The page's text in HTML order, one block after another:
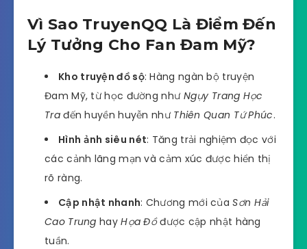
Vì Sao TruyenQQ Là Điểm Đến
Lý Tưởng Cho Fan Đam Mỹ?
Kho truyện đồ sộ: Hàng ngàn bộ truyện
Đam Mỹ, từ học đường như Ngụy Trang Học
Trađến huyền huyễn như Thiên Quan Tứ Phúc.
Hình ảnh siêu nét: Tăng trải nghiệm đọc với
các cảnh lãng mạn và cảm xúc được hiển thị
rõ ràng.
Cập nhật nhanh: Chương mới củaSơn Hải
Cao Trung hayHọa Đồđược cập nhật hàng
tuần.